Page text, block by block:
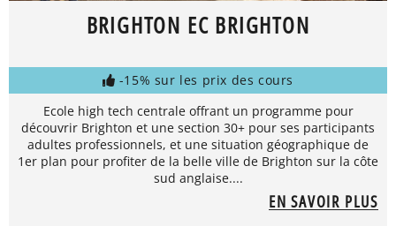
BRIGHTON EC BRIGHTON
-15% sur les prix des cours
Ecole high tech centrale offrant un programme pour
découvrir Brighton et une section 30+ pour ses participants
adultes professionnels, et une situation géographique de
1er plan pour profiter de la belle ville de Brighton sur la côte
sud anglaise....
EN SAVOIR PLUS